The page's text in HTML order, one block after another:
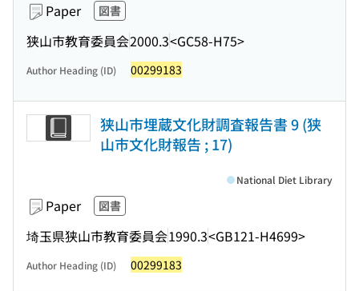
Paper 図書
狭山市教育委員会2000.3<GC58-H75>
Author Heading (ID) 00299183
狭山市埋蔵文化財調査報告書 9 (狭
山市文化財報告 ; 17)
Paper 図書
埼玉県狭山市教育委員会1990.3<GB121-H4699>
National Diet Library
Author Heading (ID) 00299183